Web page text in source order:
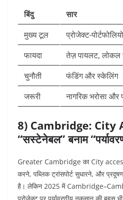
बिंदु
सार
मुख्य टूल
प्रोजेक्ट-
फायदा
तेज़ पायलट, लोकल
चुनौती
फंडिंग और स्केलिंग
जरूरी
नागरिक भरोसा और
8) Cambridge: City
“सस्टेनेबल” बनाम
Greater Cambridge का City
करने, पब्लिक ट्रांसपोर्ट सुधारने, और
है। लेकिन 2025 में